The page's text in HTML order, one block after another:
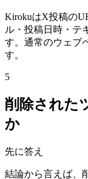
KirokuはX投稿の
ル・投稿日時・テ
す。通常のウェブ
す。
5
削除された
か
先に答え
結論から言えば、